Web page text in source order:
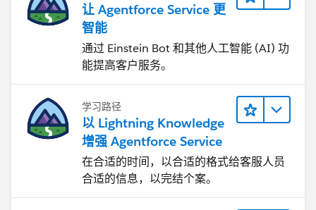
让 Agentforce Service 更
智能
通过 Einstein Bot 和其他人工智能 (AI) 功
能提高客户服务。
学习路径
以 Lightning Knowledge
增强 Agentforce Service
在合适的时间，以合适的格式给客服人员
合适的信息，以完结个案。